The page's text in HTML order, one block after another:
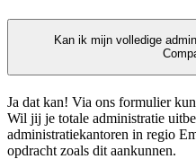
Kan ik mijn volledige
Ja dat kan! Via ons formulier
Wil jij je totale administratie
administratiekantoren in regio
opdracht zoals dit aankunnen.